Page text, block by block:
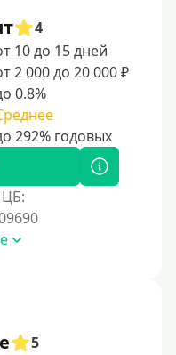
4
10 до 15 дней
2 000 до 20 000 ₽
0.8%
5